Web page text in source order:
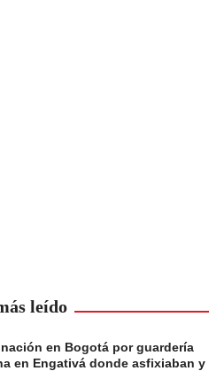
leído
en Bogotá por guardería
en Engativá donde asfixiaban y